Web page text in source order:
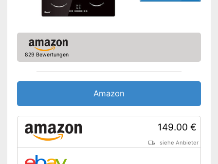
Mit Warmhaltefunktion
Sicherheit dank
829 Bewertungen
Amazon
149.00 €
siehe Anbieter